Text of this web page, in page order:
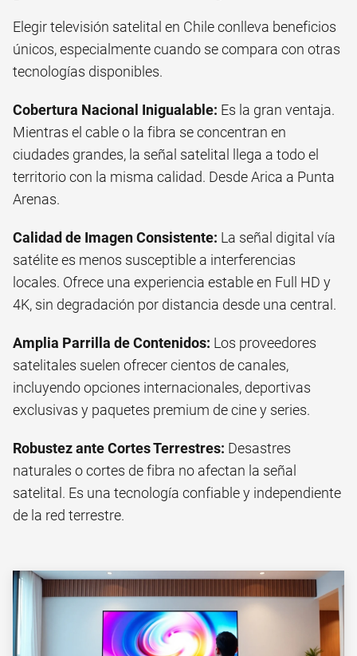
Elegir televisión satelital en Chile conlleva beneficios
únicos, especialmente cuando se compara con otras
tecnologías disponibles.
Cobertura Nacional Inigualable: Es la gran ventaja.
Mientras el cable o la fibra se concentran en
ciudades grandes, la señal satelital llega a todo el
territorio con la misma calidad. Desde Arica a Punta
Arenas.
Calidad de Imagen Consistente: La señal digital vía
satélite es menos susceptible a interferencias
locales. Ofrece una experiencia estable en Full HD y
4K, sin degradación por distancia desde una central.
Amplia Parrilla de Contenidos: Los proveedores
satelitales suelen ofrecer cientos de canales,
incluyendo opciones internacionales, deportivas
exclusivas y paquetes premium de cine y series.
Robustez ante Cortes Terrestres: Desastres
naturales o cortes de fibra no afectan la señal
satelital. Es una tecnología confiable y independiente
de la red terrestre.